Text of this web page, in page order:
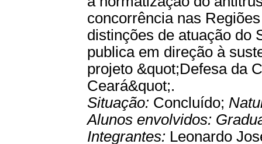
concorrência nas
distinções de atuação do
publica em direção à
projeto &quot;Defesa da
Ceará&quot;.
Situação: Concluído;
Alunos envolvidos:
Integrantes: Leonardo